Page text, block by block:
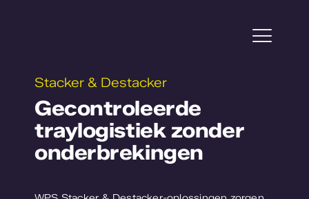
Service
Stacker & Destacker
Gecontroleerde
traylogistiek zonder
onderbrekingen